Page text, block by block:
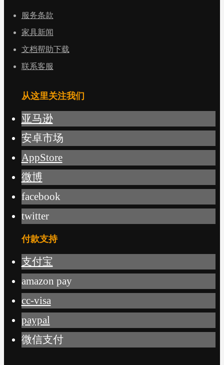
服务条款
家具新闻
文档帮助下载
联系客服
从这里关注我们
亚马逊
安卓市场
AppStore
微博
facebook
twitter
付款支持
支付宝
amazon pay
cc-visa
paypal
微信支付